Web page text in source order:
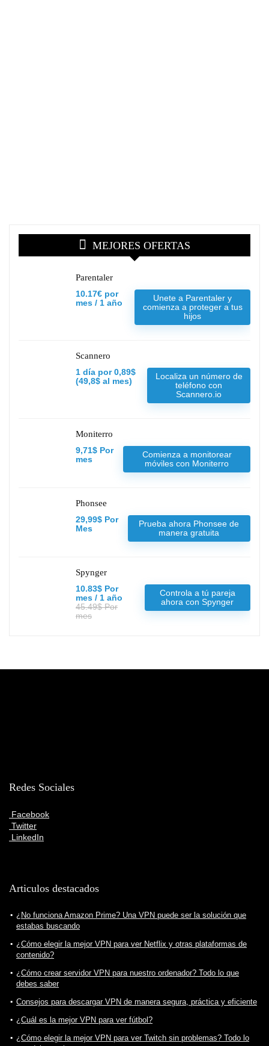
MEJORES OFERTAS
Parentaler
10.17€ por
mes / 1 año
Unete a Parentaler y
comienza a proteger a tus
hijos
Scannero
1 día por 0,89$
(49,8$ al mes)
Localiza un número de
teléfono con
Scannero.io
Moniterro
9,71$ Por
mes
Comienza a monitorear
móviles con Moniterro
Phonsee
29,99$ Por
Mes
Prueba ahora Phonsee de
manera gratuita
Spynger
10.83$ Por
mes / 1 año
45.49$ Por
mes
Controla a tú pareja
ahora con Spynger
Redes Sociales
Facebook
Twitter
LinkedIn
Articulos destacados
¿No funciona Amazon Prime? Una VPN puede ser la solución que
estabas buscando
¿Cómo elegir la mejor VPN para ver Netflix y otras plataformas de
contenido?
¿Cómo crear servidor VPN para nuestro ordenador? Todo lo que
debes saber
Consejos para descargar VPN de manera segura, práctica y eficiente
¿Cuál es la mejor VPN para ver fútbol?
¿Cómo elegir la mejor VPN para ver Twitch sin problemas? Todo lo